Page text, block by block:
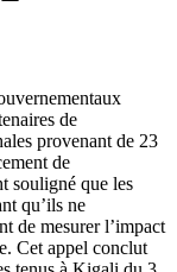
de
provenant de 23
de
souligné que les
qu’ils ne
de mesurer l’impact
Cet appel conclut